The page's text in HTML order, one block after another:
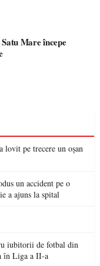
Mare începe
lovit pe trecere un oșan
un accident pe o
a ajuns la spital
iubitorii de fotbal din
în Liga a II-a